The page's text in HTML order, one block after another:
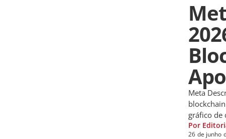
Meta
gráfico de
Por
26 de junho